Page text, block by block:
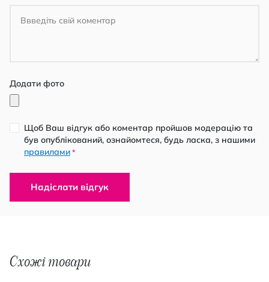
Додати фото
Щоб Ваш відгук або коментар пройшов модерацію та
був опублікований, ознайомтеся, будь ласка, з нашими
правилами *
Надіслати відгук
Схожі товари